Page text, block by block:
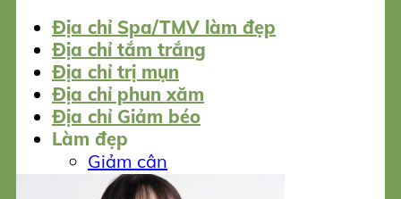
Địa chỉ Spa/TMV làm đẹp
Địa chỉ tắm trắng
Địa chỉ trị mụn
Địa chỉ phun xăm
Địa chỉ Giảm béo
Làm đẹp
Giảm cân
Tắm trắng